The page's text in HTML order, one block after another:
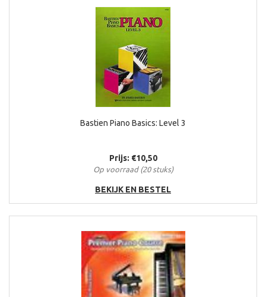
Bastien Piano Basics: Level 3
Prijs: €10,50
Op voorraad (20 stuks)
BEKIJK EN BESTEL